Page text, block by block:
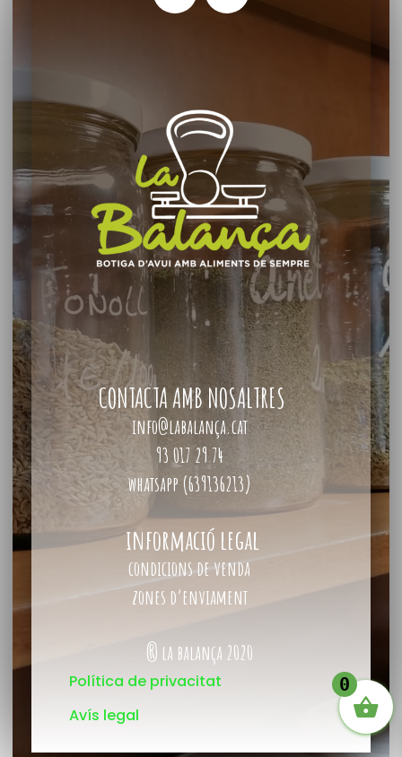
CONTACTA AMB NOSALTRES
info@labalança.cat
93 017 29 74
whatsapp (639136213)
informació legal
condicions de venda
zones d’enviament
® la balança 2020
Política de privacitat
Avís legal
0